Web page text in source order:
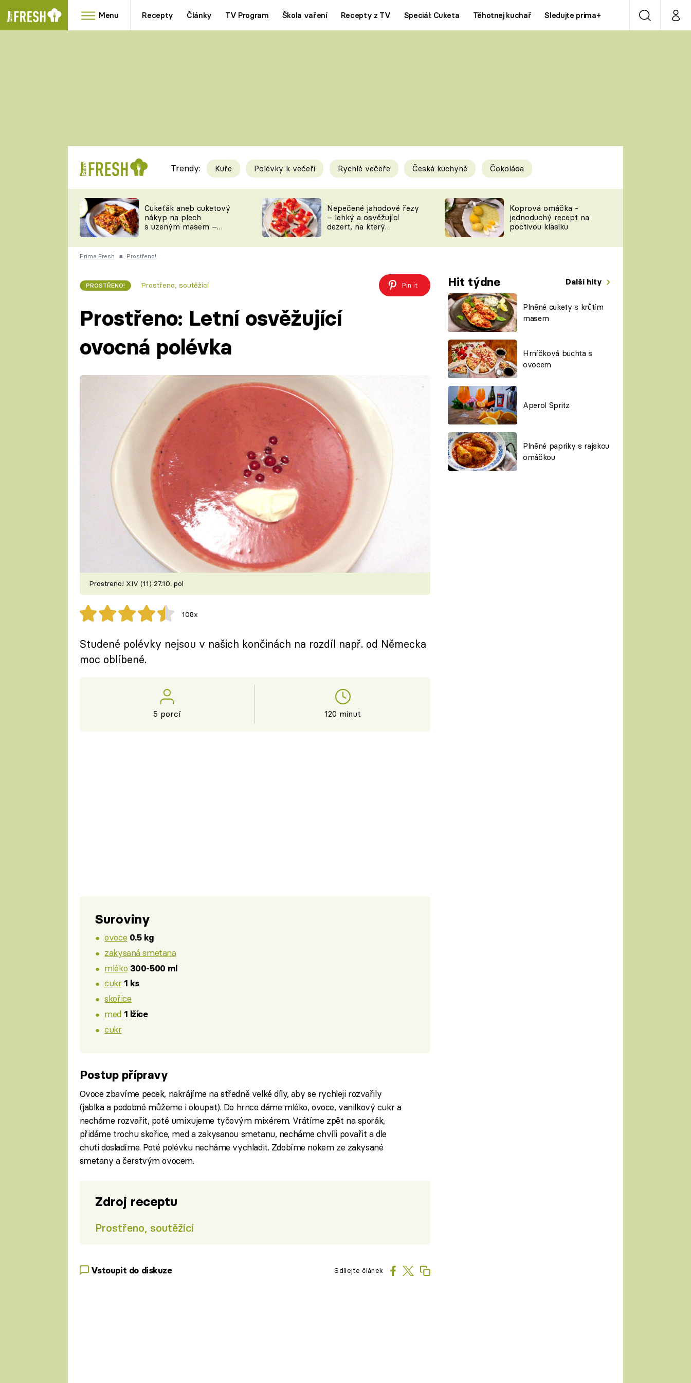
Menu Recepty Články TV Program Škola vaření Recepty z TV Speciál: Cuketa Těhotnej kuchař Sledujte prima+ VyhledáváníMůj
RYCHLOVKY
Videorecepty
TEĎ VAŘÍ ŠÉF!
ČESKO NA TALÍŘI
KUCHAŘKA
Tipy a triky
KAM ZA JÍDLEM
VYCHYTÁVKY
Novinky
ŠÉFREDAKTORKY
ČASOPIS
Prima LAJK
Sledujte nás
Trendy: Kuře Polévky k večeři Rychlé večeře Česká kuchyně Čokoláda
Cukeťák aneb cuketový
nákyp na plech
s uzeným masem –
zpracovat přerostlé
cukety
Nepečené jahodové řezy
– lehký a osvěžující
dezert, na který
Koprová omáčka -
jednoduchý recept na
poctivou klasiku
Prima Fresh ■ Prostřeno!
PROSTŘENO! Prostřeno, soutěžící Pin it Hit týdne Další hity
Plněné cukety s krůtím
masem
Hrníčková buchta s
ovocem
Aperol Spritz
Plněné papriky s rajskou
omáčkou
Prostřeno: Letní osvěžující
ovocná polévka
Prostreno! XIV (11) 27.10. pol
108x
Studené polévky nejsou v našich končinách na rozdíl např. od Německa
moc oblíbené.
5 porcí 120 minut
Suroviny
ovoce 0.5 kg
zakysaná smetana
mléko 300-500 ml
cukr 1 ks
skořice
med 1 lžíce
cukr
Postup přípravy
Ovoce zbavíme pecek, nakrájíme na středně velké díly, aby se rychleji rozvařily
(jablka a podobné můžeme i oloupat). Do hrnce dáme mléko, ovoce, vanilkový cukr a
necháme rozvařit, poté umixujeme tyčovým mixérem. Vrátíme zpět na sporák,
přidáme trochu skořice, med a zakysanou smetanu, necháme chvíli povařit a dle
chuti dosladíme. Poté polévku necháme vychladit. Zdobíme nokem ze zakysané
smetany a čerstvým ovocem.
Zdroj receptu
Prostřeno, soutěžící
Vstoupit do diskuze Sdílejte článek